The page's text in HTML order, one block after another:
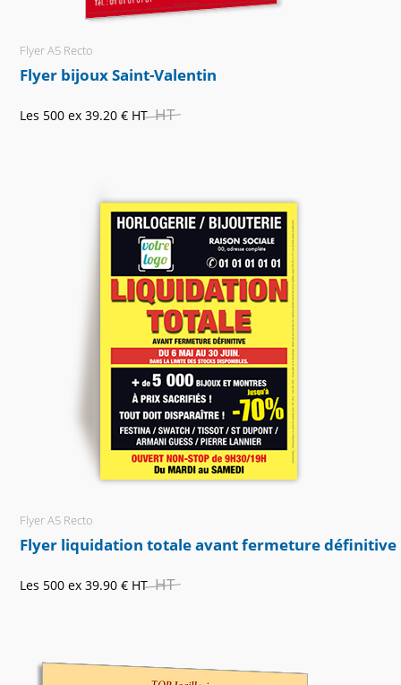
Flyer A5 Recto
Flyer bijoux Saint-Valentin
Les 500 ex 39.20 € HT HT
Flyer A5 Recto
Flyer liquidation totale avant fermeture définitive
Les 500 ex 39.90 € HT HT